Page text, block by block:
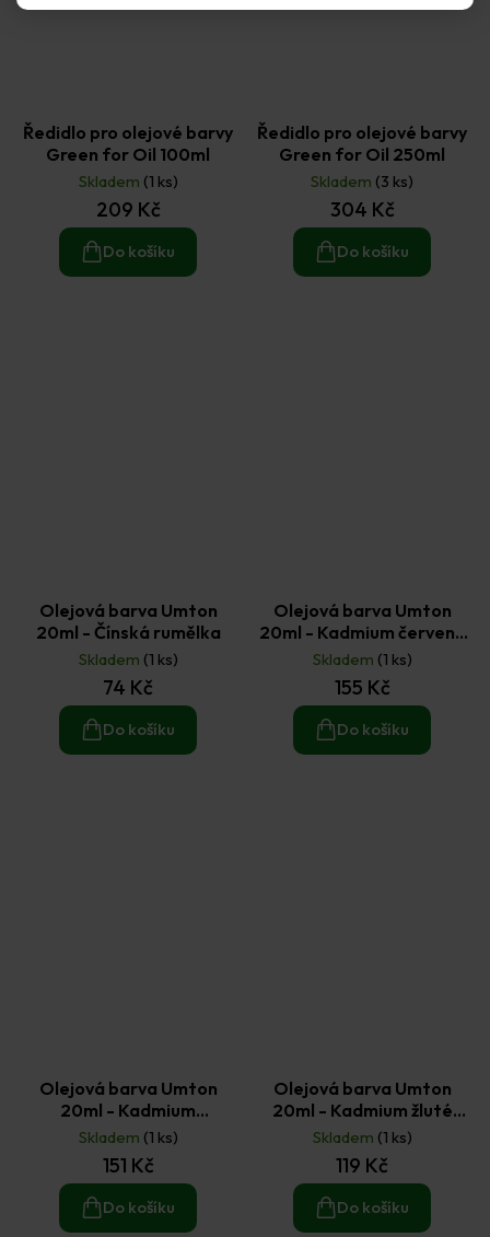
Ředidlo pro olejové barvy
Green for Oil 100ml
Skladem (1 ks)
209 Kč
Do košíku
Ředidlo pro olejové barvy
Green for Oil 250ml
Skladem (3 ks)
304 Kč
Do košíku
Olejová barva Umton
20ml - Čínská rumělka
Skladem (1 ks)
74 Kč
Do košíku
Olejová barva Umton
20ml - Kadmium červené
tmavé
Skladem (1 ks)
155 Kč
Do košíku
Olejová barva Umton
20ml - Kadmium
purpurové
Skladem (1 ks)
151 Kč
Do košíku
Olejová barva Umton
20ml - Kadmium žluté
tmavé
Skladem (1 ks)
119 Kč
Do košíku